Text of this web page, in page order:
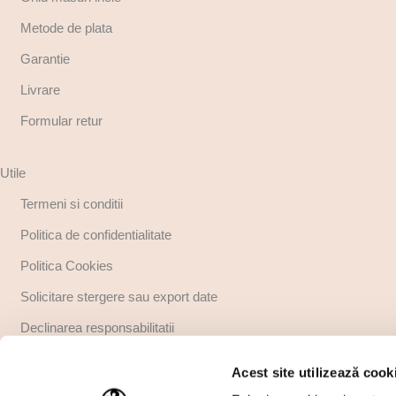
Acest site utilizează
Metode de plata
Garantie
Livrare
Formular retur
Utile
Termeni si conditii
Politica de confidentialitate
Politica Cookies
Solicitare stergere sau export date
Declinarea responsabilitatii
Regulamente promotii